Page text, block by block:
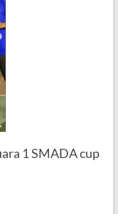
1 SMADA cup